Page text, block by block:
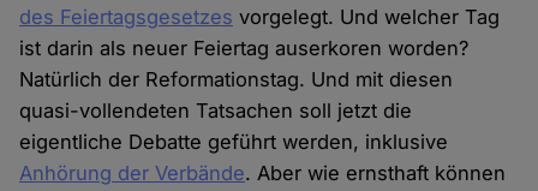
des Feiertagsgesetzes vorgelegt. Und welcher Tag
ist darin als neuer Feiertag auserkoren worden?
Natürlich der Reformationstag. Und mit diesen
quasi-vollendeten Tatsachen soll jetzt die
eigentliche Debatte geführt werden, inklusive
Anhörung der Verbände. Aber wie ernsthaft können